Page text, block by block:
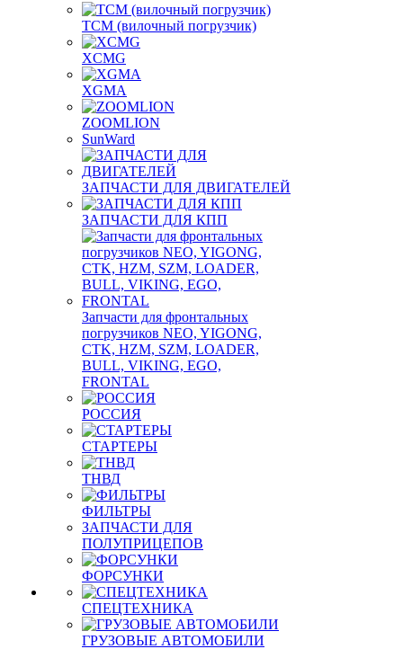
TCM (вилочный погрузчик)
XCMG
XGMA
ZOOMLION
SunWard
ЗАПЧАСТИ ДЛЯ ДВИГАТЕЛЕЙ
ЗАПЧАСТИ ДЛЯ КПП
Запчасти для фронтальных
погрузчиков NEO, YIGONG,
CTK, HZM, SZM, LOADER,
BULL, VIKING, EGO,
FRONTAL
РОССИЯ
СТАРТЕРЫ
ТНВД
ФИЛЬТРЫ
ЗАПЧАСТИ ДЛЯ
ПОЛУПРИЦЕПОВ
ФОРСУНКИ
СПЕЦТЕХНИКА
ГРУЗОВЫЕ АВТОМОБИЛИ